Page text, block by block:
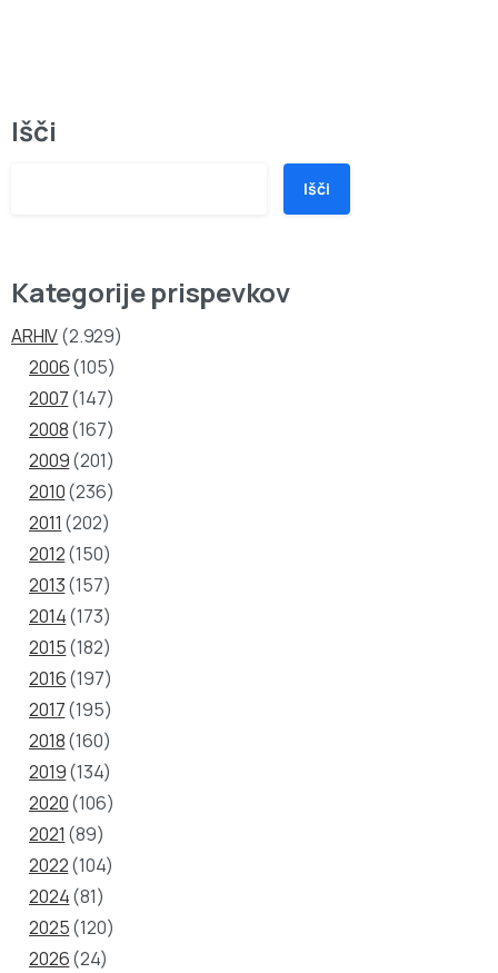
Išči
Išči
Kategorije prispevkov
ARHIV(2.929)
2006(105)
2007(147)
2008(167)
2009(201)
2010(236)
2011 (202)
2012(150)
2013(157)
2014(173)
2015(182)
2016(197)
2017(195)
2018(160)
2019(134)
2020(106)
2021 (89)
2022(104)
2024(81)
2025(120)
2026(24)